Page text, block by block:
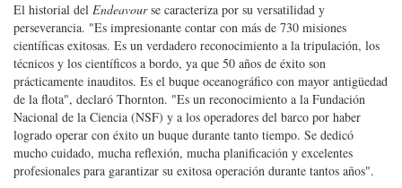
El historial del Endeavourse caracteriza por su versatilidad y
perseverancia. "Es impresionante contar con más de 730 misiones
científicas exitosas. Es un verdadero reconocimiento a la tripulación, los
técnicos y los científicos a bordo, ya que 50 años de éxito son
prácticamente inauditos. Es el buque oceanográfico con mayor antigüedad
de la flota", declaró Thornton. "Es un reconocimiento a la Fundación
Nacional de la Ciencia (NSF) y a los operadores del barco por haber
logrado operar con éxito un buque durante tanto tiempo. Se dedicó
mucho cuidado, mucha reflexión, mucha planificación y excelentes
profesionales para garantizar su exitosa operación durante tantos años".